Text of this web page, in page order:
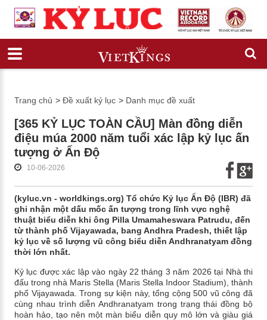
Trang chủ > Đề xuất kỷ lục > Danh mục đề xuất
[365 KỶ LỤC TOÀN CẦU] Màn đồng diễn
điệu múa 2000 năm tuổi xác lập kỷ lục ấn
tượng ở Ấn Độ
10-06-2026
(kyluc.vn - worldkings.org) Tổ chức Kỷ lục Ấn Độ (IBR) đã
ghi nhận một dấu mốc ấn tượng trong lĩnh vực nghệ
thuật biểu diễn khi ông Pilla Umamaheswara Patrudu, đến
từ thành phố Vijayawada, bang Andhra Pradesh, thiết lập
kỷ lục về số lượng vũ công biểu diễn Andhranatyam đồng
thời lớn nhất.
Kỷ lục được xác lập vào ngày 22 tháng 3 năm 2026 tại Nhà thi
đấu trong nhà Maris Stella (Maris Stella Indoor Stadium), thành
phố Vijayawada. Trong sự kiện này, tổng cộng 500 vũ công đã
cùng nhau trình diễn Andhranatyam trong trạng thái đồng bộ
hoàn hảo, tạo nên một màn biểu diễn quy mô lớn và giàu giá